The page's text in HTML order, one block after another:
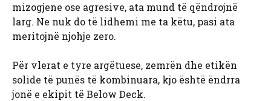
mizogjene ose agresive, ata mund të qëndrojnë
larg. Ne nuk do të lidhemi me ta këtu, pasi ata
meritojnë njohje zero.
Për vlerat e tyre argëtuese, zemrën dhe etikën
solide të punës të kombinuara, kjo është ëndrra
jonë e ekipit të Below Deck.